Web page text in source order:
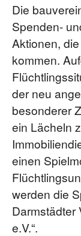
Die
Spenden-
Aktionen,
kommen.
der neu
besonderer
ein Lächeln
einen
werden die
Darmstädter
e.V.“.